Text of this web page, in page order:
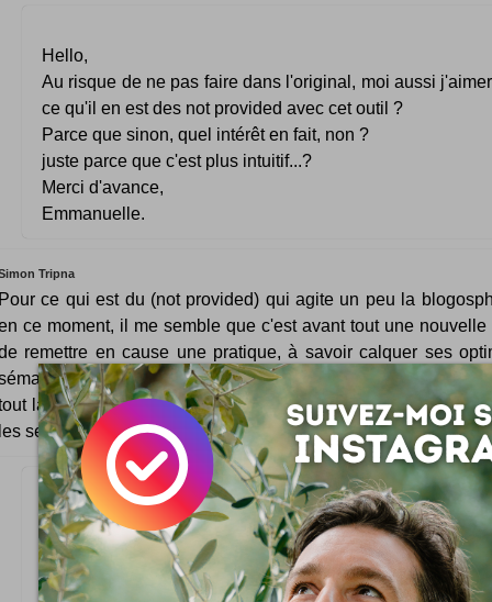
Hello,
Au risque de ne pas faire dans l'original, moi aussi
ce qu'il en est des not provided avec cet outil ?
Parce que sinon, quel intérêt en fait, non ?
juste parce que c'est plus intuitif...?
Merci d'avance,
Emmanuelle.
Tripna
ce qui est du (not provided) qui agite un peu la
ce moment, il me semble que c'est avant tout une nouvelle
remettre en cause une pratique, à savoir calquer ses
sur la demande via les statistiques. On ne peut
la dessus ; il y a forcément d'autres visiteurs potentiels à
seuls qui sont déjà passés par là quelques temps plus tôt,
J'utilise Analytics et je le trouve vraiment bien, certes il
pratique que FERank (quoi que je n'ai pas encore
c'est plus pratique d'utiliser un outil déjà bien connu
tutoriels facilement.